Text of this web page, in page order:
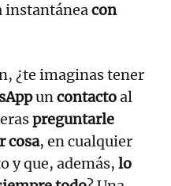
instantáneacon
¿te imaginas tener
uncontactoal
preguntarle
cosa, en cualquier
y que, además, lo